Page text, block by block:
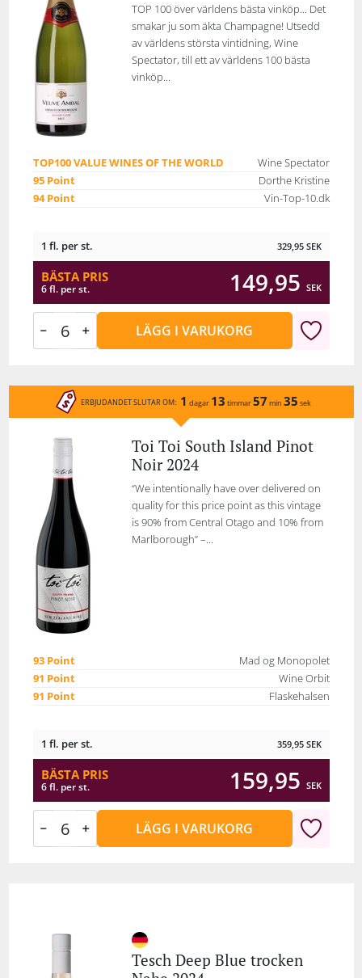
TOP 100 över världens bästa vinköp... Det
smakar ju som äkta Champagne! Utsedd
av världens största vintidning, Wine
Spectator, till ett av världens 100 bästa
vinköp...
TOP100 VALUE WINES OF THE WORLD
Wine Spectator
95 Point
Dorthe Kristine
94 Point
Vin-Top-10.dk
1 fl. per st. 329,95 SEK
BÄSTA PRIS
6 fl. per st. 149,95 SEK
LÄGG I VARUKORG
ERBJUDANDET SLUTAR OM: 1 dagar 13 timmar57 min 35 sek
Toi Toi South Island Pinot
Noir 2024
“We intentionally have over delivered on
quality for this price point as this vintage
is 90% from Central Otago and 10% from
Marlborough” –...
93 Point
Mad og Monopolet
91 Point
Wine Orbit
91 Point
Flaskehalsen
1 fl. per st. 359,95 SEK
BÄSTA PRIS
6 fl. per st. 159,95 SEK
LÄGG I VARUKORG
Tesch Deep Blue trocken